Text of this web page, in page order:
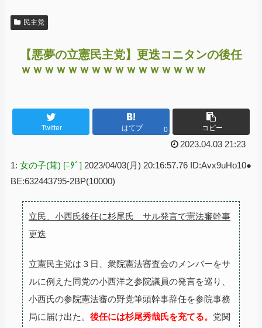
民主党
【悪夢の立憲民主党】更迭コニタンの後任
ｗｗｗｗｗｗｗｗｗｗｗｗｗｗｗｗ
Twitter はてブ 0 コピー
2023.04.03 21:23
1: 女の子(茸) [ﾆﾀﾞ] 2023/04/03(月) 20:16:57.76 ID:Avx9uHo10●
BE:632443795-2BP(10000)
立民、小西氏後任に杉尾氏 サル発言で憲法審幹事
更迭
立憲民主党は３日、衆院憲法審査会のメンバーをサ
ルに例えた同党の小西洋之参院議員の発言を巡り、
小西氏の参院憲法審の野党筆頭幹事辞任を参院事務
局に届け出た。 後任には杉尾秀哉氏を充てる。 党関